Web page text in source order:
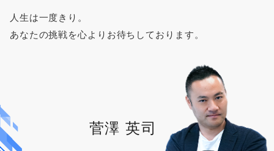
人生は一度きり。
あなたの挑戦を心よりお待ちしております。
菅澤 英司